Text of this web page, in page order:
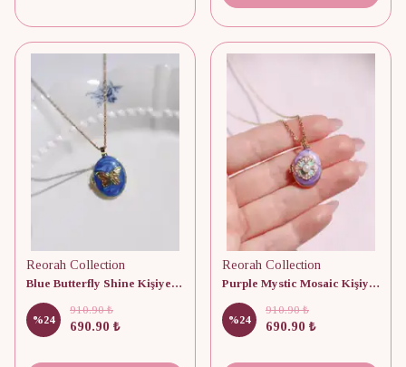
Reorah Collection
Blue Butterfly Shine Kişiye Özel Fotoğraflı Kapaklı Kolye
%24
910.90 ₺
690.90 ₺
Reorah Collection
Purple Mystic Mosaic Kişiye Özel Fotoğraflı Kapaklı Kolye
%24
910.90 ₺
690.90 ₺